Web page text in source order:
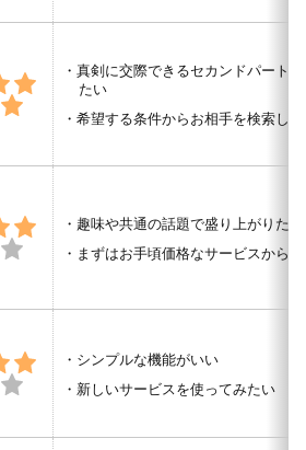
真剣に交際できるセカンドパート
たい
希望する条件からお相手を検索し
趣味や共通の話題で盛り上がりたい
まずはお手頃価格なサービスから
シンプルな機能がいい
新しいサービスを使ってみたい